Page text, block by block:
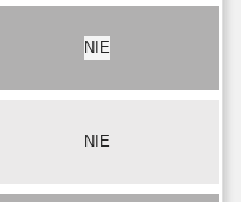
NIE
NIE